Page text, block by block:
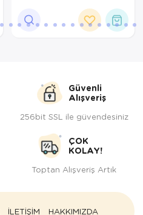
Güvenli
Alışveriş
256bit SSL ile güvendesiniz
ÇOK
KOLAY!
Toptan Alışveriş Artık
İLETİŞİM HAKKIMIZDA